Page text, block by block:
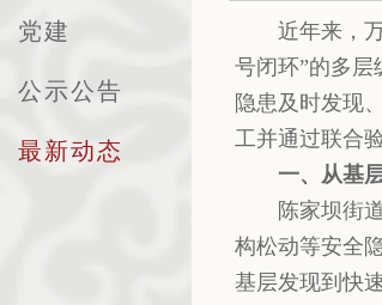
党建
公示公告
最新动态
近年来，
号闭环”的多
隐患及时发现
工并通过联合验
一、从基
陈家坝街
构松动等安全
基层发现到快